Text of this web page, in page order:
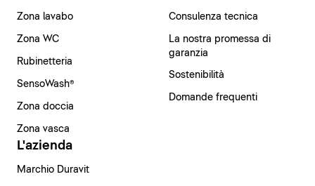
Zona lavabo
Zona WC
Rubinetteria
SensoWash®
Zona doccia
Zona vasca
Consulenza tecnica
La nostra promessa di
garanzia
Sostenibilità
Domande frequenti
L'azienda
Marchio Duravit